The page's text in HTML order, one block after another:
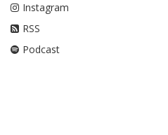
Instagram
RSS
Podcast